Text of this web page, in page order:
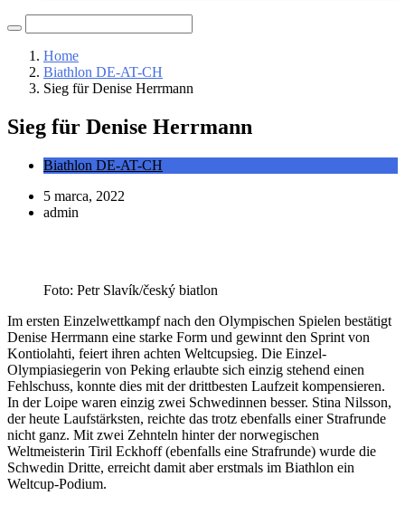
Home
Biathlon DE-AT-CH
Sieg für Denise Herrmann
Sieg für Denise Herrmann
Biathlon DE-AT-CH
5 marca, 2022
admin
Foto: Petr Slavík/český biatlon
Im ersten Einzelwettkampf nach den Olympischen Spielen bestätigt
Denise Herrmann eine starke Form und gewinnt den Sprint von
Kontiolahti, feiert ihren achten Weltcupsieg. Die Einzel-
Olympiasiegerin von Peking erlaubte sich einzig stehend einen
Fehlschuss, konnte dies mit der drittbesten Laufzeit kompensieren.
In der Loipe waren einzig zwei Schwedinnen besser. Stina Nilsson,
der heute Laufstärksten, reichte das trotz ebenfalls einer Strafrunde
nicht ganz. Mit zwei Zehnteln hinter der norwegischen
Weltmeisterin Tiril Eckhoff (ebenfalls eine Strafrunde) wurde die
Schwedin Dritte, erreicht damit aber erstmals im Biathlon ein
Weltcup-Podium.